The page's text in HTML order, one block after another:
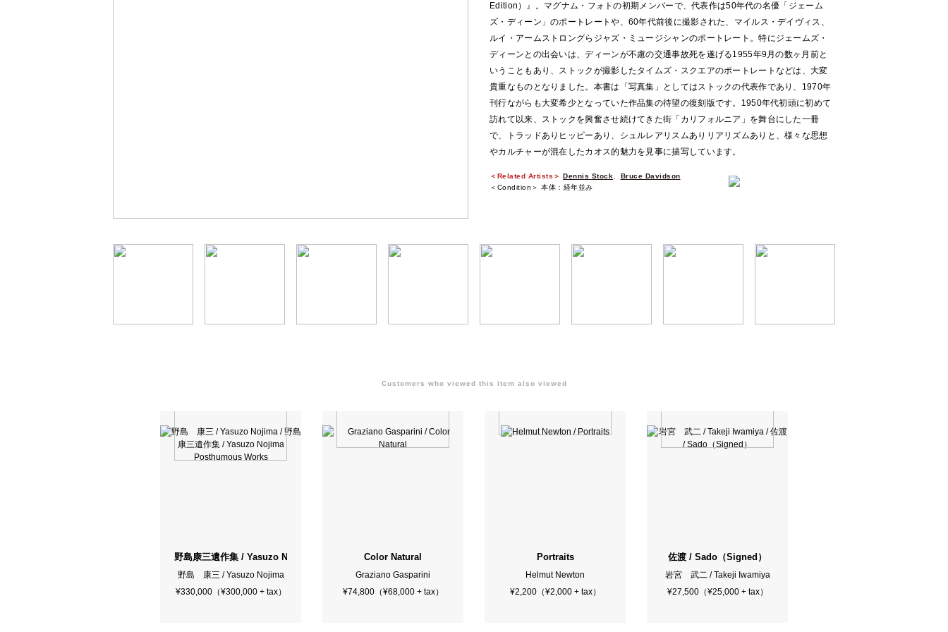
Edition）』。マグナム・フォトの初期メンバーで、代表作は50年代の名優「ジェーム
ズ・ディーン」のポートレートや、60年代前後に撮影された、マイルス・デイヴィス、
ルイ・アームストロングらジャズ・ミュージシャンのポートレート。特にジェームズ・
ディーンとの出会いは、ディーンが不慮の交通事故死を遂げる1955年9月の数ヶ月前と
いうこともあり、ストックが撮影したタイムズ・スクエアのポートレートなどは、大変
貴重なものとなりました。本書は「写真集」としてはストックの代表作であり、1970年
刊行ながらも大変希少となっていた作品集の待望の復刻版です。1950年代初頭に初めて
訪れて以来、ストックを興奮させ続けてきた街「カリフォルニア」を舞台にした一冊
で、トラッドありヒッピーあり、シュルレアリスムありリアリズムありと、様々な思想
やカルチャーが混在したカオス的魅力を見事に描写しています。
＜Related Artists＞ Dennis Stock
Bruce Davidson
＜Condition＞ 本体：経年並み
Customers who viewed this item also viewed
野島康三遺作集 / Yasuzo Nojima Posthumous Works
野島 康三 / Yasuzo Nojima
¥330,000（¥300,000 + tax）
Color Natural
Graziano Gasparini
¥74,800（¥68,000 + tax）
Portraits
Helmut Newton
¥2,200（¥2,000 + tax）
佐渡 / Sado（Signed）
岩宮 武二 / Takeji Iwamiya
¥27,500（¥25,000 + tax）